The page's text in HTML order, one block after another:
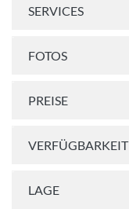
SERVICES
FOTOS
PREISE
VERFÜGBARKEIT
LAGE